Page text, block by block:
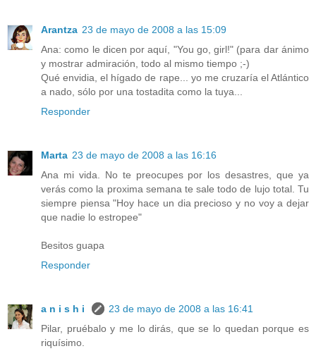
Arantza 23 de mayo de 2008 a las 15:09
Ana: como le dicen por aquí, "You go, girl!" (para dar ánimo
y mostrar admiración, todo al mismo tiempo ;-)
Qué envidia, el hígado de rape... yo me cruzaría el Atlántico
a nado, sólo por una tostadita como la tuya...
Responder
Marta 23 de mayo de 2008 a las 16:16
Ana mi vida. No te preocupes por los desastres, que ya
verás como la proxima semana te sale todo de lujo total. Tu
siempre piensa "Hoy hace un dia precioso y no voy a dejar
que nadie lo estropee"
Besitos guapa
Responder
a n i s h i
23 de mayo de 2008 a las 16:41
Pilar, pruébalo y me lo dirás, que se lo quedan porque es
riquísimo.